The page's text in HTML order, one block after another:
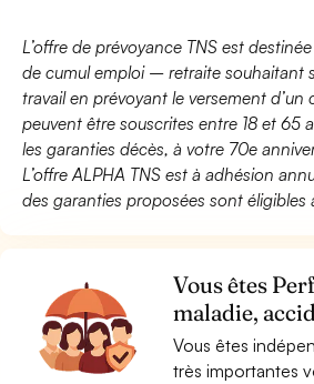
L’offre de prévoyance TNS est
de cumul emploi – retraite souhaitant
travail en prévoyant le versement d’un
peuvent être souscrites entre 18 et 65
les garanties décès, à votre 70e
L’offre ALPHA TNS est à adhésion
des garanties proposées sont éligibles
Vous êtes
maladie,
Vous êtes
très importantes